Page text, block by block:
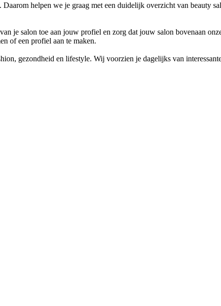
helpen we je graag met een duidelijk overzicht van beauty
je salon toe aan jouw profiel en zorg dat jouw salon bovenaan
of een profiel aan te maken.
gezondheid en lifestyle. Wij voorzien je dagelijks van